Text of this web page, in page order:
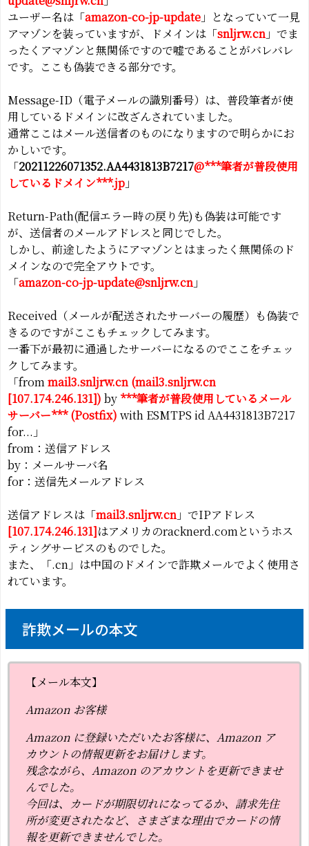
ユーザー名は「amazon-co-jp-update 」となっていて一見
アマゾンを装っていますが、ドメインは「snljrw.cn 」でま
ったくアマゾンと無関係ですので嘘であることがバレバレ
です。ここも偽装できる部分です。
Message-ID（電子メールの識別番号）は、普段筆者が使
用しているドメインに改ざんされていました。
通常ここはメール送信者のものになりますので明らかにお
かしいです。
「20211226071352.AA4431813B7217@***筆者が普段使用
しているドメイン***.jp 」
Return-Path(配信エラー時の戻り先)も偽装は可能です
が、送信者のメールアドレスと同じでした。
しかし、前途したようにアマゾンとはまったく無関係のド
メインなので完全アウトです。
「amazon-co-jp-update@snljrw.cn 」
Received（メールが配送されたサーバーの履歴）も偽装で
きるのですがここもチェックしてみます。
一番下が最初に通過したサーバーになるのでここをチェッ
クしてみます。
「frommail3.snljrw.cn (mail3.snljrw.cn
[107.174.246.131]) by ***筆者が普段使用しているメール
サーバー***(Postfix) with ESMTPS id AA4431813B7217
for...」
from：送信アドレス
by：メールサーバ名
for：送信先メールアドレス
送信アドレスは「mail3.snljrw.cn 」でIPアドレス
[107.174.246.131]はアメリカのracknerd.comというホス
ティングサービスのものでした。
また、「.cn」は中国のドメインで詐欺メールでよく使用さ
れています。
詐欺メールの本文
【メール本文】
Аmazon お客様
Аmazon に登録いただいたお客様に、Аmazon ア
カウントの情報更新をお届けします。
残念ながら、Аmazon のアカウントを更新できませ
んでした。
今回は、カードが期限切れになってるか、請求先住
所が変更されたなど、さまざまな理由でカードの情
報を更新できませんでした。